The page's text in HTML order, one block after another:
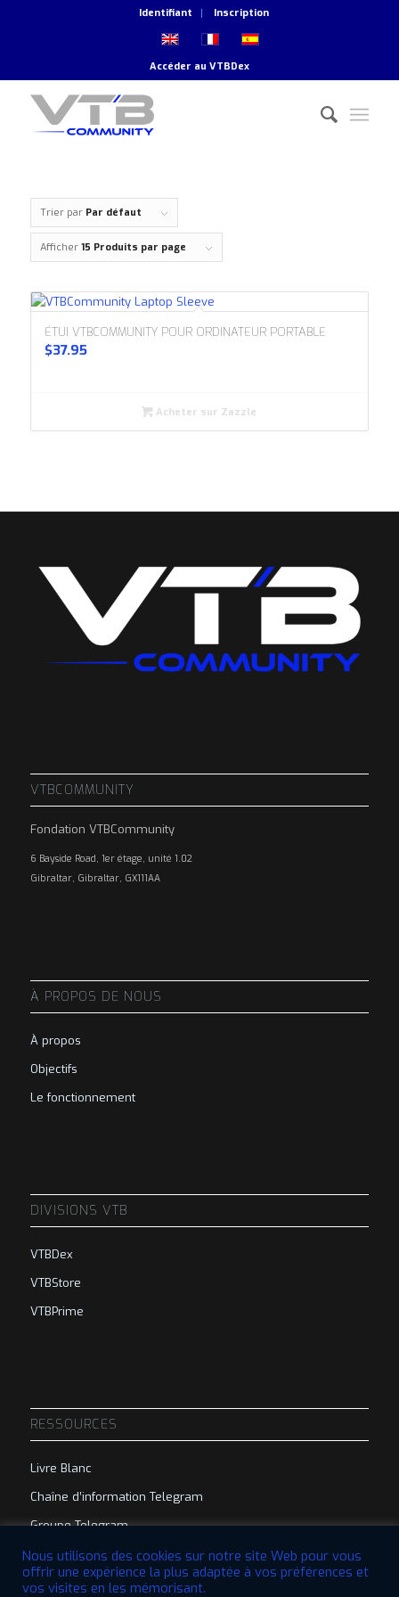
Identifiant Inscription
Accéder au VTBDex
Trier par Par défaut
Afficher 15 Produits par page
ÉTUI VTBCOMMUNITY POUR ORDINATEUR PORTABLE
$37.95
Acheter sur Zazzle
VTBCOMMUNITY
Fondation VTBCommunity
6 Bayside Road, 1er étage, unité 1.02
Gibraltar, Gibraltar, GX111AA
À PROPOS DE NOUS
À propos
Objectifs
Le fonctionnement
DIVISIONS VTB
VTBDex
VTBStore
VTBPrime
RESSOURCES
Livre Blanc
Chaîne d’information Telegram
Groupe Telegram
Nous utilisons des cookies sur notre site Web pour vous
offrir une expérience la plus adaptée à vos préférences et
vos visites en les mémorisant.